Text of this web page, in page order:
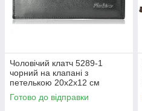
Чоловічий клатч 5289-1
чорний на клапані з
петелькою 20х2х12 см
Готово до відправки